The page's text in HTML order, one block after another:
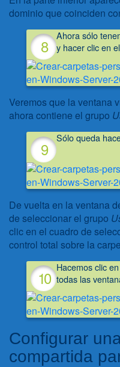
dominio que coinciden
Ahora sólo
y hacer clic en
Veremos que la ventana
ahora contiene el grupo
Sólo queda
De vuelta en la ventana
de seleccionar el grupo
clic en el cuadro de
control total sobre la
Hacemos clic
todas las
Configurar
compartida